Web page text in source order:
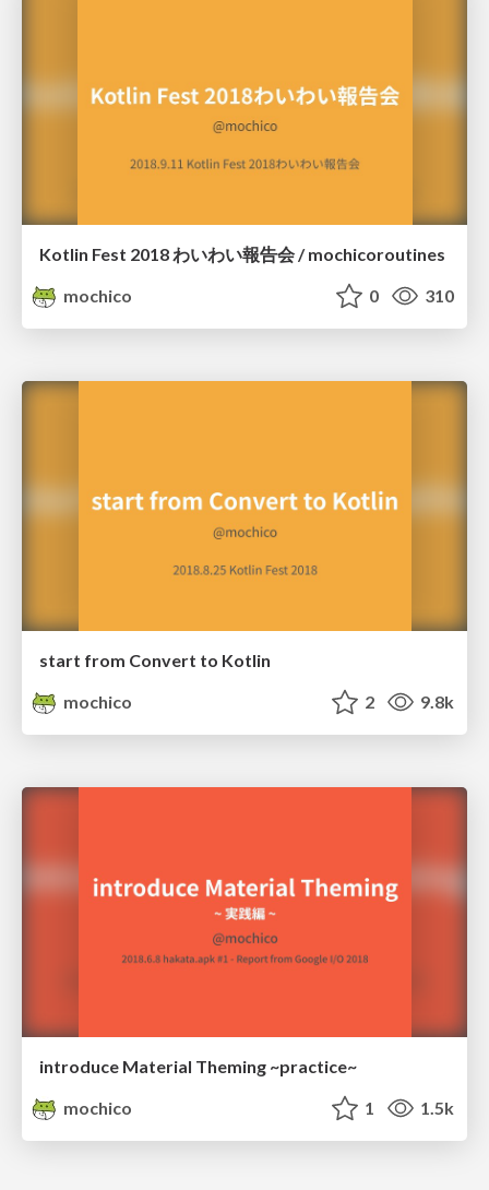
Kotlin Fest 2018 わいわい報告会 / mochicoroutines
mochico
0 310
start from Convert to Kotlin
mochico
2 9.8k
introduce Material Theming ~practice~
mochico
1 1.5k